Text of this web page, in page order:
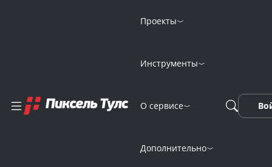
Проекты
Инструменты
О сервисе
Дополнительно
Онлайн-генерация
логотипа группы
нейросетью